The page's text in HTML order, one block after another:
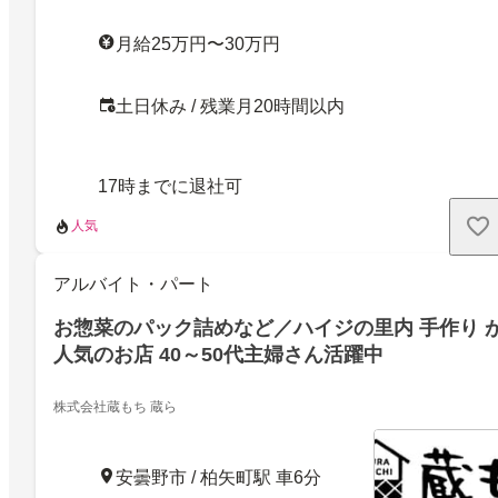
月給25万円〜30万円
土日休み / 残業月20時間以内
17時までに退社可
人気
アルバイト・パート
お惣菜のパック詰めなど／ハイジの里内 手作り
人気のお店 40～50代主婦さん活躍中
株式会社蔵もち 蔵ら
安曇野市 / 柏矢町駅 車6分